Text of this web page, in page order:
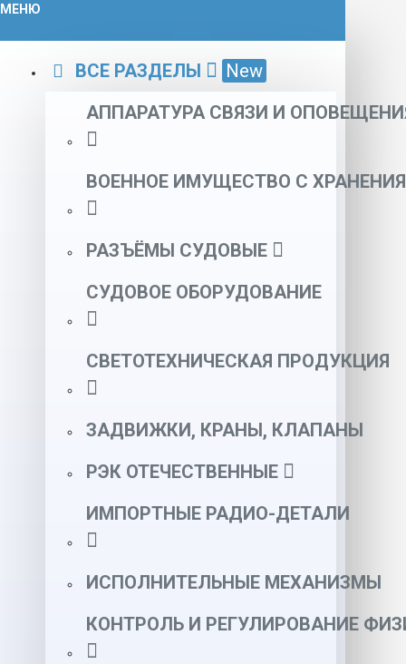
МЕНЮ
ВСЕ РАЗДЕЛЫ
New
АППАРАТУРА СВЯЗИ И
ВОЕННОЕ ИМУЩЕСТВО С ХРАНЕНИЯ
РАЗЪЁМЫ СУДОВЫЕ
СУДОВОЕ ОБОРУДОВАНИЕ
СВЕТОТЕХНИЧЕСКАЯ ПРОДУКЦИЯ
ЗАДВИЖКИ, КРАНЫ, КЛАПАНЫ
РЭК ОТЕЧЕСТВЕННЫЕ
ИМПОРТНЫЕ РАДИО-ДЕТАЛИ
ИСПОЛНИТЕЛЬНЫЕ МЕХАНИЗМЫ
КОНТРОЛЬ И РЕГУЛИРОВАНИЕ